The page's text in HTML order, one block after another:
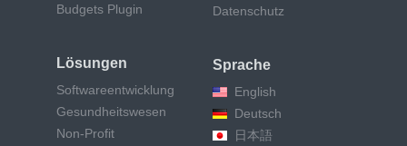
Budgets Plugin
Lösungen
Softwareentwicklung
Gesundheitswesen
Non-Profit
Datenschutz
Sprache
English
Deutsch
日本語